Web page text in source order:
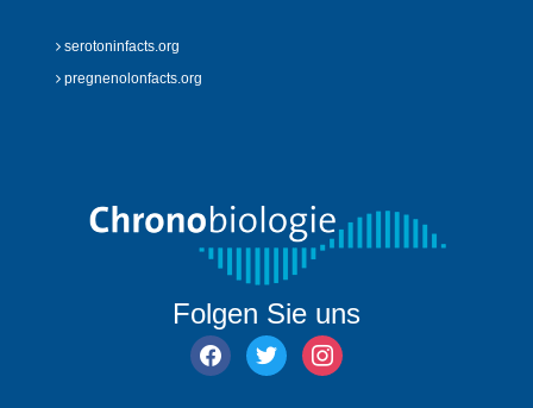
serotoninfacts.org
pregnenolonfacts.org
Folgen Sie uns
facebook
twitter instagram